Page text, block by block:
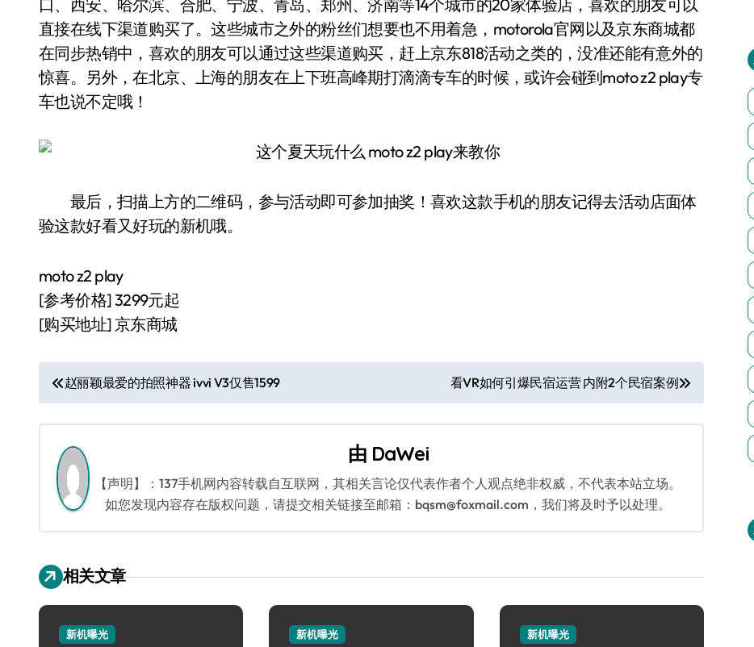
口、西安、哈尔滨、合肥、宁波、青岛、郑州、济南等14个城市的20家体验店，喜欢的朋友可以
直接在线下渠道购买了。这些城市之外的粉丝们想要也不用着急，motorola官网以及京东商城都
在同步热销中，喜欢的朋友可以通过这些渠道购买，赶上京东818活动之类的，没准还能有意外的
惊喜。另外，在北京、上海的朋友在上下班高峰期打滴滴专车的时候，或许会碰到moto z2 play专
车也说不定哦！
最后，扫描上方的二维码，参与活动即可参加抽奖！喜欢这款手机的朋友记得去活动店面体
验这款好看又好玩的新机哦。
moto z2 play
[参考价格] 3299元起
[购买地址] 京东商城
文
章
导
航
赵丽颖最爱的拍照神器 ivvi V3仅售1599 看VR如何引爆民宿运营 内附2个民宿案例
由 DaWei
【声明】：137手机网内容转载自互联网，其相关言论仅代表作者个人观点绝非权威，不代表本站立场。
如您发现内容存在版权问题，请提交相关链接至邮箱：bqsm@foxmail.com，我们将及时予以处理。
相关文章
新机曝光 新机曝光 新机曝光